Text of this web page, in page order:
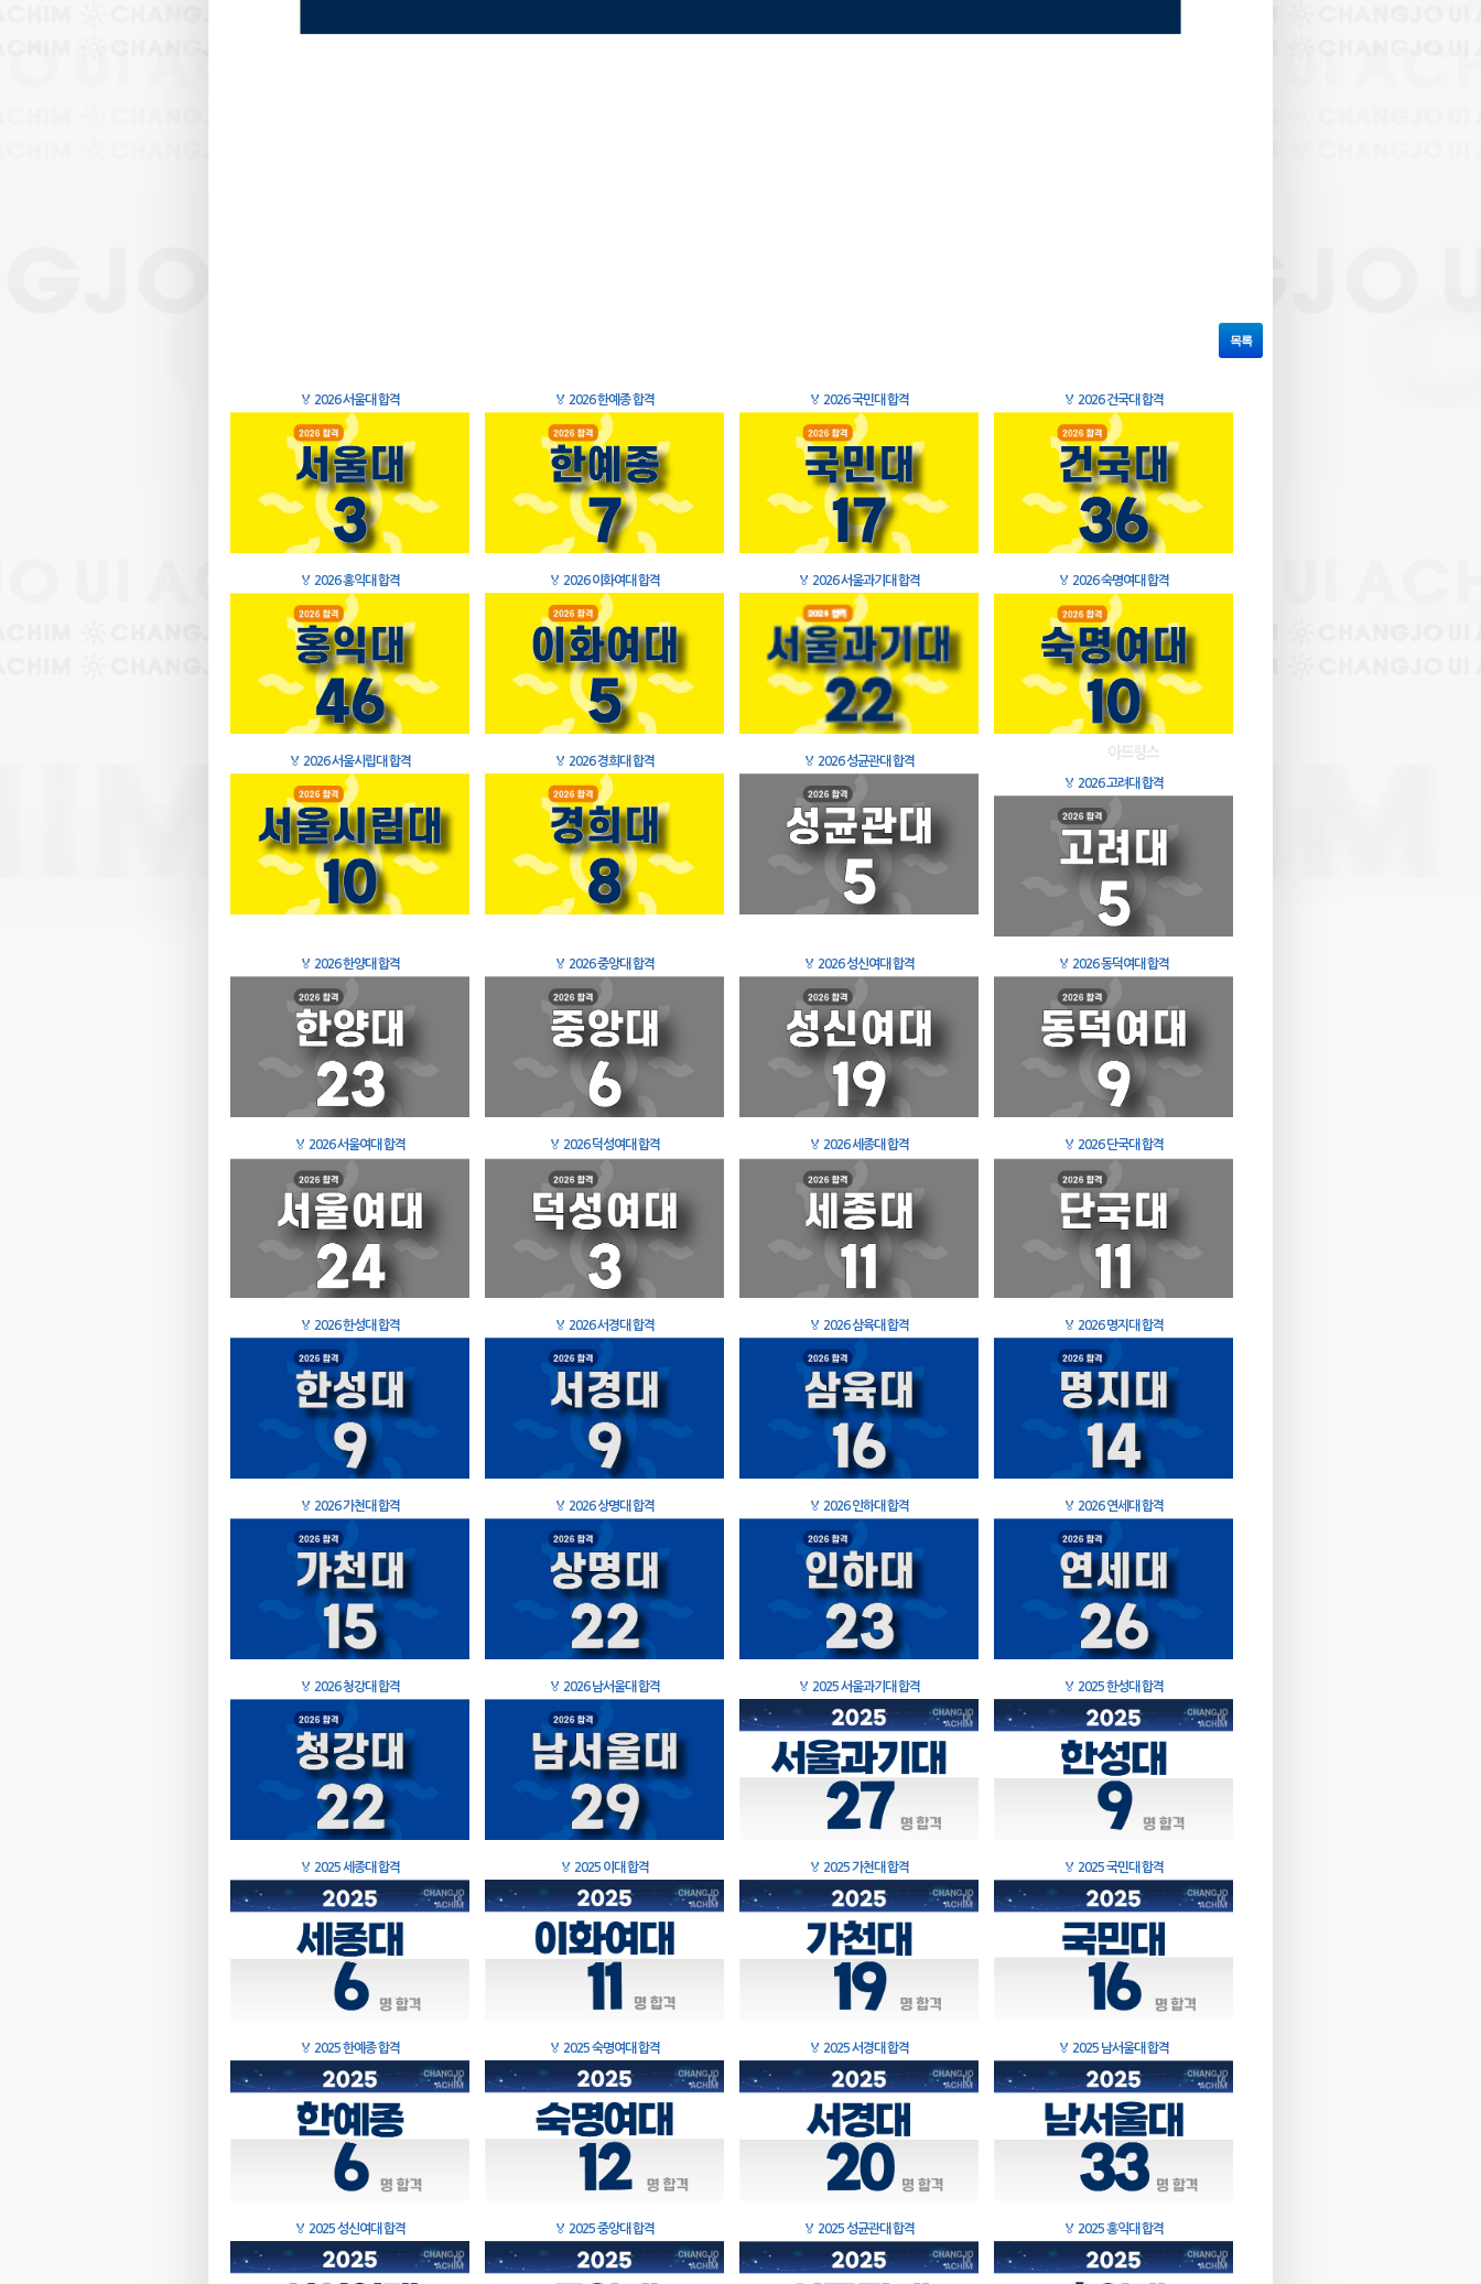
목록
🏅 2026 서울대 합격 🏅 2026 한예종 합격 🏅 2026 국민대 합격 🏅 2026 건국대 합격
🏅 2026 홍익대 합격 🏅 2026 이화여대 합격 🏅 2026 서울과기대 합격 🏅 2026 숙명여대 합격
🏅 2026 서울시립대 합격 🏅 2026 경희대 합격 🏅 2026 성균관대 합격
🏅 2026 고려대 합격
🏅 2026 한양대 합격 🏅 2026 중앙대 합격 🏅 2026 성신여대 합격 🏅 2026 동덕여대 합격
🏅 2026 서울여대 합격 🏅 2026 덕성여대 합격 🏅 2026 세종대 합격 🏅 2026 단국대 합격
🏅 2026 한성대 합격 🏅 2026 서경대 합격 🏅 2026 삼육대 합격 🏅 2026 명지대 합격
🏅 2026 가천대 합격 🏅 2026 상명대 합격 🏅 2026 인하대 합격 🏅 2026 연세대 합격
🏅 2026 청강대 합격 🏅 2026 남서울대 합격 🏅 2025 서울과기대 합격 🏅 2025 한성대 합격
🏅 2025 세종대 합격 🏅 2025 이대 합격 🏅 2025 가천대 합격 🏅 2025 국민대 합격
🏅 2025 한예종 합격 🏅 2025 숙명여대 합격 🏅 2025 서경대 합격 🏅 2025 남서울대 합격
🏅 2025 성신여대 합격 🏅 2025 중앙대 합격 🏅 2025 성균관대 합격 🏅 2025 홍익대 합격